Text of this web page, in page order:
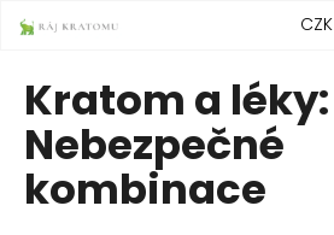
na
CZK
Kratom a léky:
Nebezpečné
kombinace
C
o
p